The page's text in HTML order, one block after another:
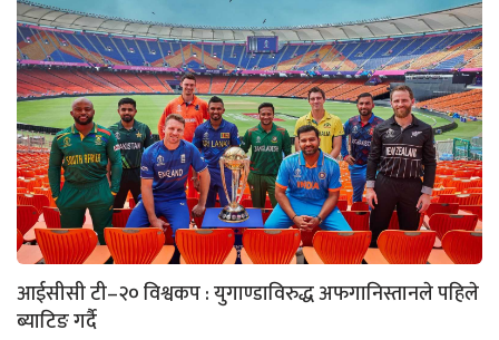
आईसीसी टी–२० विश्वकप : युगाण्डाविरुद्ध अफगानिस्तानले पहिले
ब्याटिङ गर्दै